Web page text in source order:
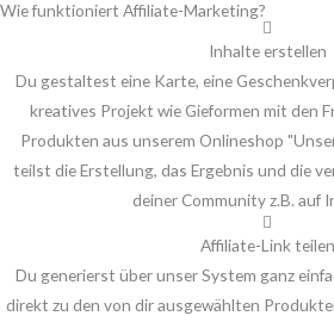
Wie funktioniert Affiliate-Marketing?
Inhalte erstellen
Du gestaltest eine Karte, eine
kreatives Projekt wie Gieformen mit den
Produkten aus unserem Onlineshop
teilst die Erstellung, das Ergebnis und die
deiner Community z.B. auf
Affiliate-Link teilen
Du generierst über unser System ganz
direkt zu den von dir ausgewählten